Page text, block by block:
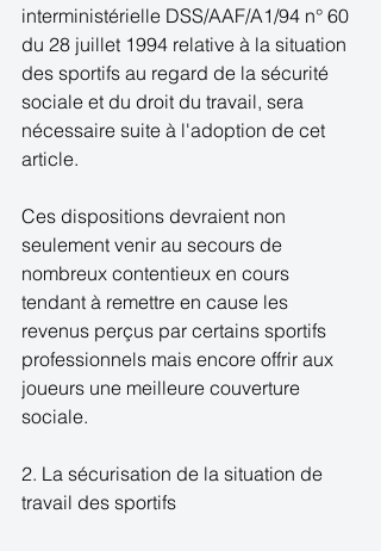
interministérielle DSS/AAF/A1/94 n° 60
du 28 juillet 1994 relative à la situation
des sportifs au regard de la sécurité
sociale et du droit du travail, sera
nécessaire suite à l'adoption de cet
article.
Ces dispositions devraient non
seulement venir au secours de
nombreux contentieux en cours
tendant à remettre en cause les
revenus perçus par certains sportifs
professionnels mais encore offrir aux
joueurs une meilleure couverture
sociale.
2. La sécurisation de la situation de
travail des sportifs